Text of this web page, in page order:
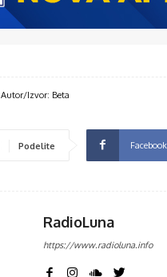
Autor/Izvor: Beta
Podelite Facebook
RadioLuna
https://www.radioluna.info